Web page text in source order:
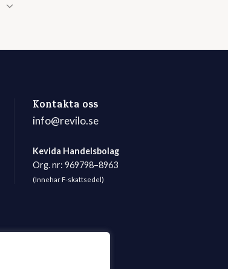
Kontakta oss
info@revilo.se
Kevida Handelsbolag
Org. nr: 969798–8963
(Innehar F-skattsedel)